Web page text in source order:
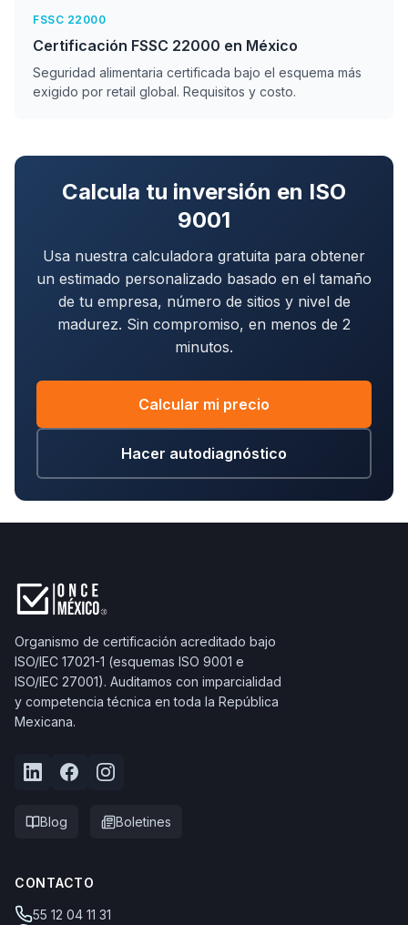
FSSC 22000
Certificación FSSC 22000 en México
Seguridad alimentaria certificada bajo el esquema más
exigido por retail global. Requisitos y costo.
Calcula tu inversión en ISO
9001
Usa nuestra calculadora gratuita para obtener
un estimado personalizado basado en el tamaño
de tu empresa, número de sitios y nivel de
madurez. Sin compromiso, en menos de 2
minutos.
Calcular mi precio
Hacer autodiagnóstico
Organismo de certificación acreditado bajo
ISO/IEC 17021-1 (esquemas ISO 9001 e
ISO/IEC 27001). Auditamos con imparcialidad
y competencia técnica en toda la República
Mexicana.
Blog Boletines
CONTACTO
55 12 04 11 31